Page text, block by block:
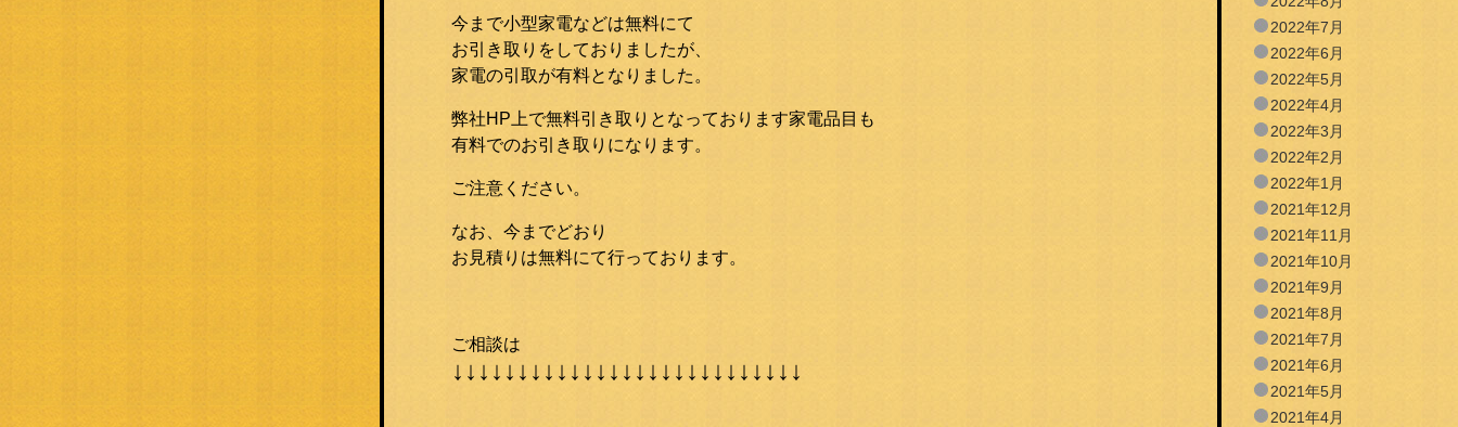
今まで小型家電などは無料にて
お引き取りをしておりましたが、
家電の引取が有料となりました。
弊社HP上で無料引き取りとなっております家電品目も
有料でのお引き取りになります。
ご注意ください。
なお、今までどおり
お見積りは無料にて行っております。
ご相談は
↓↓↓↓↓↓↓↓↓↓↓↓↓↓↓↓↓↓↓↓↓↓↓↓↓↓↓
2022年7月
2022年6月
2022年5月
2022年4月
2022年3月
2022年2月
2022年1月
2021年12月
2021年11月
2021年10月
2021年9月
2021年8月
2021年7月
2021年6月
2021年5月
2021年4月